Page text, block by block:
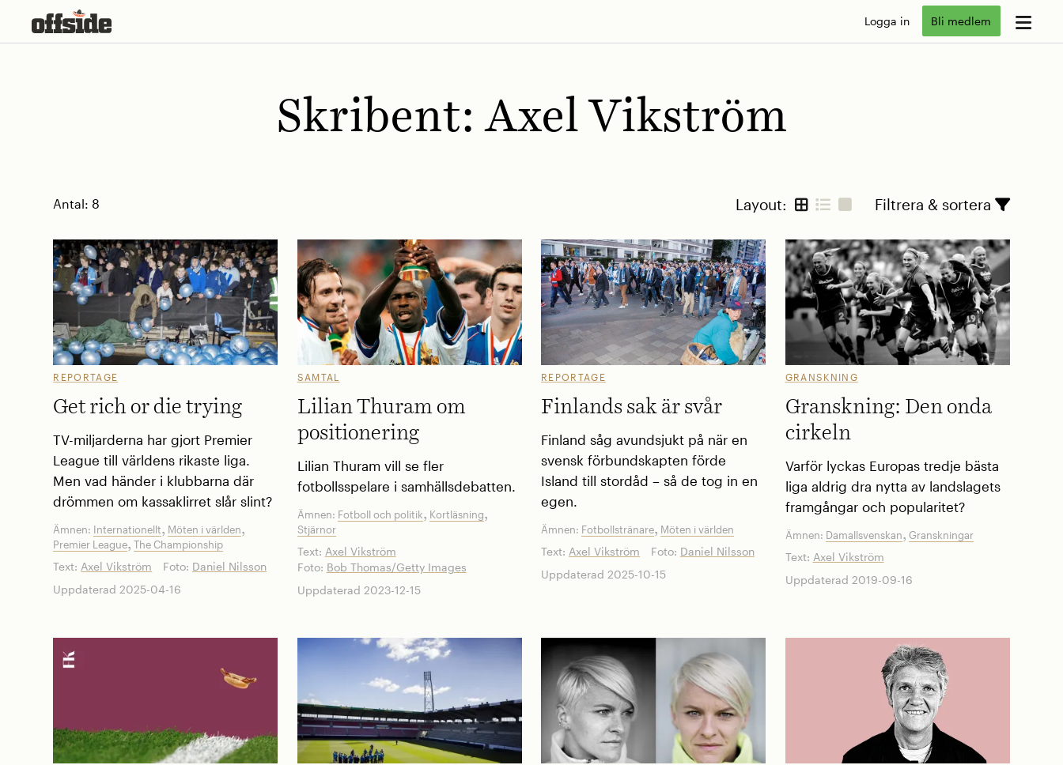
Logga in Bli medlem
Skribent:Axel Vikström
Antal: 8 Layout: Filtrera & sortera
REPORTAGE
Get rich or die trying
TV-miljarderna har gjort Premier
League till världens rikaste liga.
Men vad händer i klubbarna där
drömmen om kassaklirret slår slint?
Ämnen: Internationellt, Möten i världen,
Premier League,The Championship
Text: Axel Vikström Foto: Daniel Nilsson
Uppdaterad 2025-04-16
SAMTAL
Lilian Thuram om
positionering
Lilian Thuram vill se fler
fotbollsspelare i samhällsdebatten.
Ämnen: Fotboll och politik, Kortläsning,
Stjärnor
Text: Axel Vikström
Foto: Bob Thomas/Getty Images
Uppdaterad 2023-12-15
REPORTAGE
Finlands sak är svår
Finland såg avundsjukt på när en
svensk förbundskapten förde
Island till stordåd – så de tog in en
egen.
Ämnen: Fotbollstränare, Möten i världen
Text: Axel Vikström Foto: Daniel Nilsson
Uppdaterad 2025-10-15
GRANSKNING
Granskning: Den onda
cirkeln
Varför lyckas Europas tredje bästa
liga aldrig dra nytta av landslagets
framgångar och popularitet?
Ämnen: Damallsvenskan, Granskningar
Text: Axel Vikström
Uppdaterad 2019-09-16